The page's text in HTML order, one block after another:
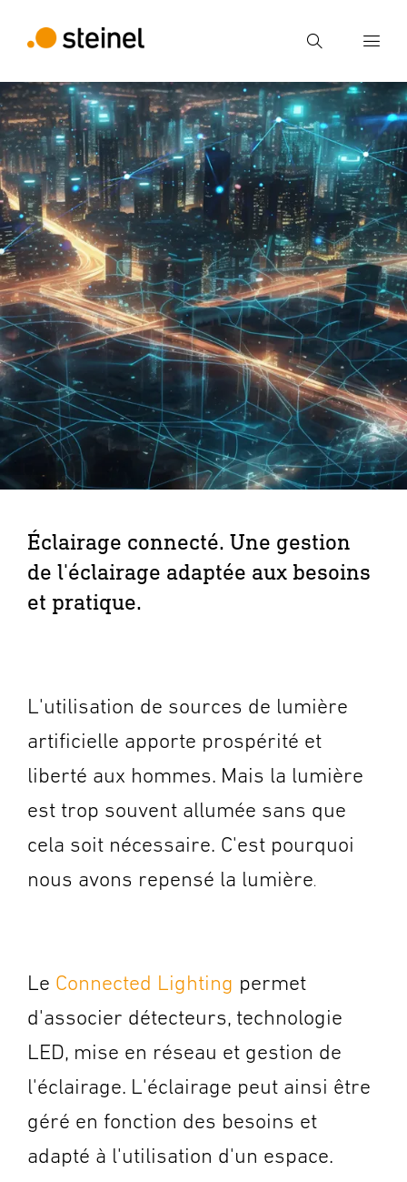
Recherche
Recherche
Entrer critère de recherche
Éclairage connecté. Une gestion
de l'éclairage adaptée aux besoins
et pratique.
L'utilisation de sources de lumière
artificielle apporte prospérité et
liberté aux hommes. Mais la lumière
est trop souvent allumée sans que
cela soit nécessaire. C'est pourquoi
nous avons repensé la lumière.
Le Connected Lighting permet
d'associer détecteurs, technologie
LED, mise en réseau et gestion de
l'éclairage. L'éclairage peut ainsi être
géré en fonction des besoins et
adapté à l'utilisation d'un espace.